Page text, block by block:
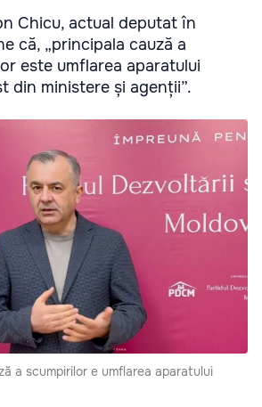
Chicu, actual deputat în
că, „principala cauză a
este umflarea aparatului
din ministere și agenții”.
a scumpirilor e umflarea aparatului